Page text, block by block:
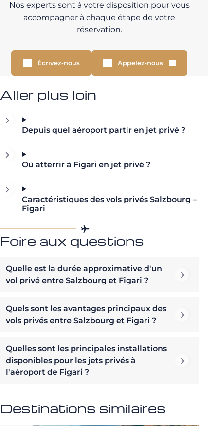
Nos experts sont à votre disposition pour vous
accompagner à chaque étape de votre
réservation.
Écrivez-nous Appelez-nous
Aller plus loin
Depuis quel aéroport partir en jet privé ?
Où atterrir à Figari en jet privé ?
Caractéristiques des vols privés Salzbourg –
Figari
Foire aux questions
Quelle est la durée approximative d'un
vol privé entre Salzbourg et Figari ?
Quels sont les avantages principaux des
vols privés entre Salzbourg et Figari ?
Quelles sont les principales installations
disponibles pour les jets privés à
l'aéroport de Figari ?
Destinations similaires